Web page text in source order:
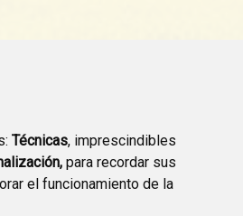
Técnicas, imprescindibles
para recordar sus
el funcionamiento de la